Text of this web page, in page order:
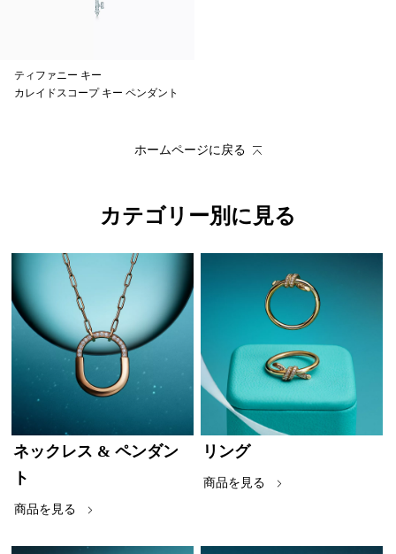
ティファニー キー
カレイドスコープ キー ペンダント
ホームページに戻る
カテゴリー別に見る
ネックレス & ペンダン
ト
商品を見る
リング
商品を見る